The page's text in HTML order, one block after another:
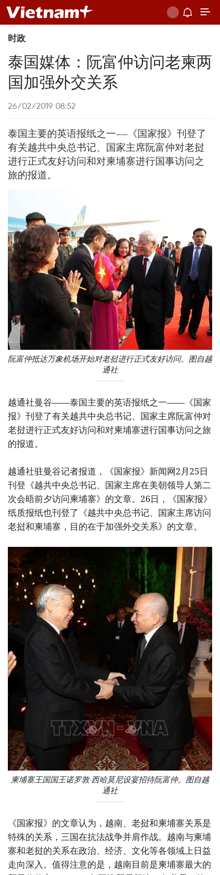
时政
泰国媒体：阮富仲访问老柬两
国加强外交关系
26/02/2019 08:52
泰国主要的英语报纸之一——《国家报》刊登了
有关越共中央总书记、国家主席阮富仲对老挝
进行正式友好访问和对柬埔寨进行国事访问之
旅的报道。
阮富仲抵达万象机场开始对老挝进行正式友好访问。图自越
通社
越通社曼谷——泰国主要的英语报纸之一——《国家
报》刊登了有关越共中央总书记、国家主席阮富仲对
老挝进行正式友好访问和对柬埔寨进行国事访问之旅
的报道。
越通社驻曼谷记者报道，《国家报》新闻网2月25日
刊登《越共中央总书记、国家主席在美朝领导人第二
次会晤前夕访问柬埔寨》的文章。26日，《国家报》
纸质报纸也刊登了《越共中央总书记、国家主席访问
老挝和柬埔寨，目的在于加强外交关系》的文章。
柬埔寨王国国王诺罗敦·西哈莫尼设宴招待阮富仲。图自越
通社
《国家报》的文章认为，越南、老挝和柬埔寨关系是
特殊的关系，三国在抗法战争并肩作战。越南与柬埔
寨和老挝的关系在政治、经济、文化等各领域上日益
走向深入。值得注意的是，越南目前是柬埔寨最大的